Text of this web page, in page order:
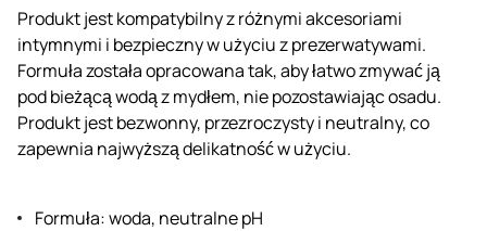
Produkt jest kompatybilny z różnymi akcesoriami
intymnymi i bezpieczny w użyciu z prezerwatywami.
Formuła została opracowana tak, aby łatwo zmywać ją
pod bieżącą wodą z mydłem, nie pozostawiając osadu.
Produkt jest bezwonny, przezroczysty i neutralny, co
zapewnia najwyższą delikatność w użyciu.
Formuła: woda, neutralne pH